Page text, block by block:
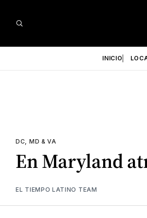
INICIO
DC, MD & VA
En Maryland
EL TIEMPO LATINO TEAM